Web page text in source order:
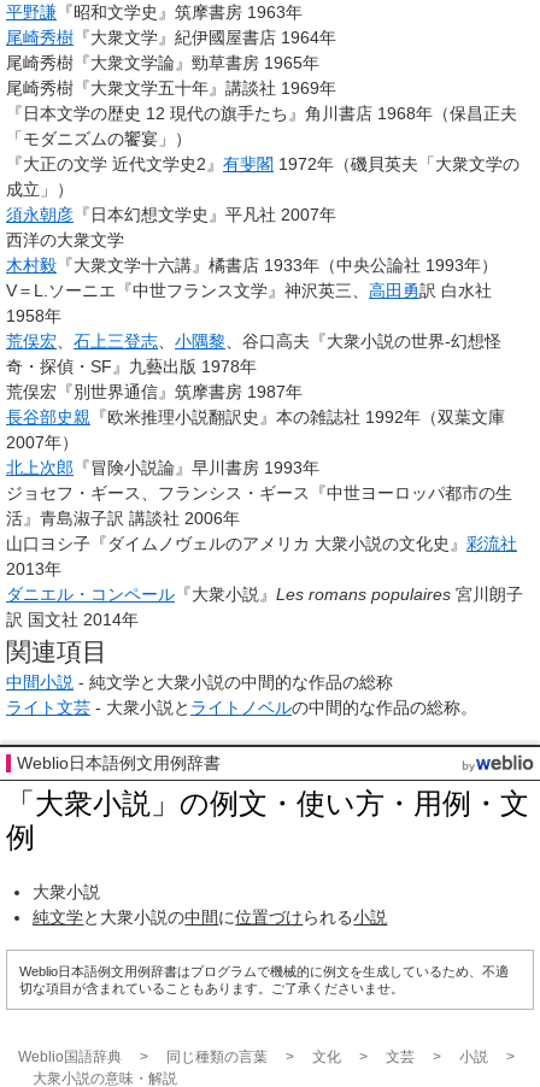
平野謙 『昭和文学史』筑摩書房 1963年
尾崎秀樹 『大衆文学』紀伊國屋書店 1964年
尾崎秀樹『大衆文学論』勁草書房 1965年
尾崎秀樹『大衆文学五十年』講談社 1969年
『日本文学の歴史 12 現代の旗手たち』角川書店 1968年（保昌正夫
「モダニズムの饗宴」）
『大正の文学 近代文学史2』 有斐閣 1972年（磯貝英夫「大衆文学の
成立」）
須永朝彦 『日本幻想文学史』平凡社 2007年
西洋の大衆文学
木村毅 『大衆文学十六講』橘書店 1933年（中央公論社 1993年）
V＝L.ソーニエ『中世フランス文学』神沢英三、 高田勇訳 白水社
1958年
荒俣宏
石上三登志 小隅黎 、谷口高夫『大衆小説の世界-幻想怪
奇・探偵・SF』九藝出版 1978年
荒俣宏『別世界通信』筑摩書房 1987年
長谷部史親 『欧米推理小説翻訳史』本の雑誌社 1992年（双葉文庫
2007年）
北上次郎 『冒険小説論』早川書房 1993年
ジョセフ・ギース、フランシス・ギース『中世ヨーロッパ都市の生
活』青島淑子訳 講談社 2006年
山口ヨシ子『ダイムノヴェルのアメリカ 大衆小説の文化史』 彩流社
2013年
ダニエル・コンペール 『大衆小説』 Les romans populaires 宮川朗子
訳 国文社 2014年
関連項目
中間小説 - 純文学と大衆小説の中間的な作品の総称
ライト文芸 - 大衆小説と ライトノベルの中間的な作品の総称。
Weblio日本語例文用例辞書
「大衆小説」の例文・使い方・用例・文
例
大衆小説
純文学と大衆小説の中間に位置づけられる小説
Weblio日本語例文用例辞書はプログラムで機械的に例文を生成しているため、不適
切な項目が含まれていることもあります。ご了承くださいませ。
Weblio国語辞典 > 同じ種類の言葉 > 文化 > 文芸 > 小説
>
大衆小説の意味・解説